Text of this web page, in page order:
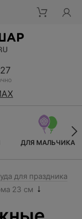
ДЛЯ МАЛЬЧИКА
для праздника
23 см